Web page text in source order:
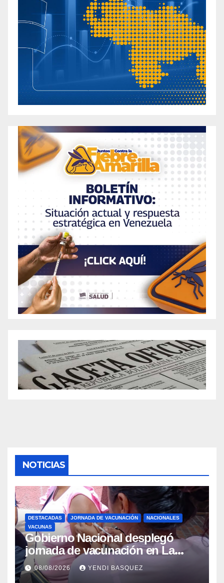
NOTICIAS
DESTACADAS JORNADA DE VACUNACIÓN
NACIONALES
VACUNAS
Gobierno Nacional desplegó
jornada de vacunación en La
Guaira para garantizar protección
epidemiológica
08/08/2026 YENDI BASQUEZ